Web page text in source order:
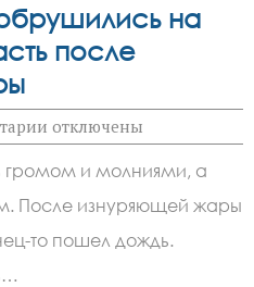
на
после
к
записи
дожди
обрушились
на
Ростовскую
область
отключены
громом и молниями, а
После изнуряющей жары
то пошел дождь.